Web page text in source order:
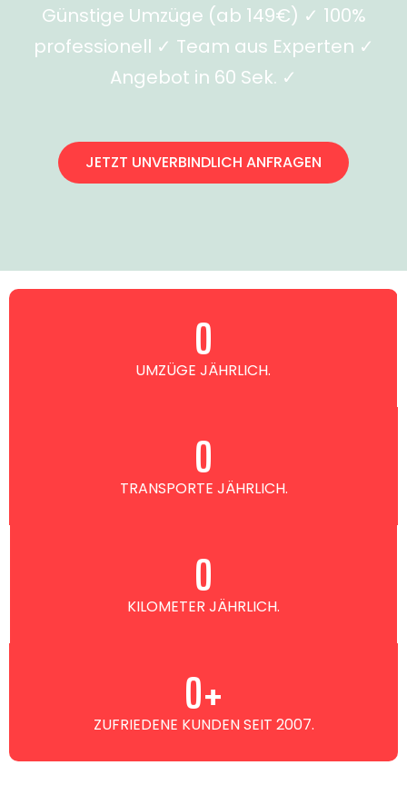
Günstige Umzüge (ab 149€) ✓ 100%
professionell ✓ Team aus Experten ✓
Angebot in 60 Sek. ✓
JETZT UNVERBINDLICH ANFRAGEN
UMZÜGE JÄHRLICH.
0
TRANSPORTE JÄHRLICH.
0
KILOMETER JÄHRLICH.
0
ZUFRIEDENE KUNDEN SEIT 2007.
0+